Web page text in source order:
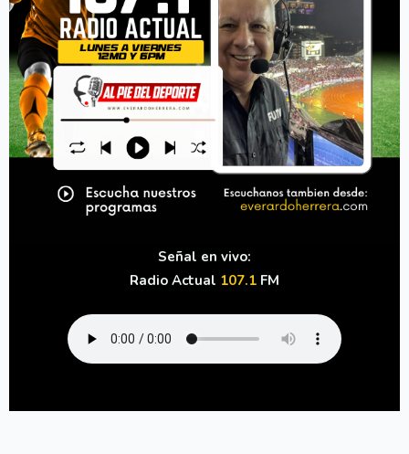
Señal en vivo:
Radio Actual 107.1 FM